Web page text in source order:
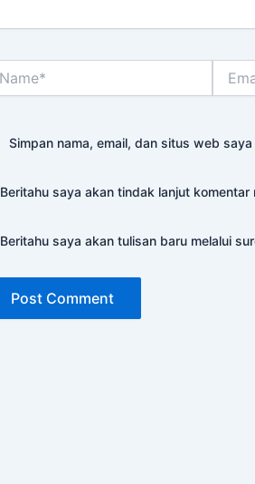
Simpan nama, email, dan situs web
Beritahu saya akan tindak lanjut komentar
Beritahu saya akan tulisan baru melalui